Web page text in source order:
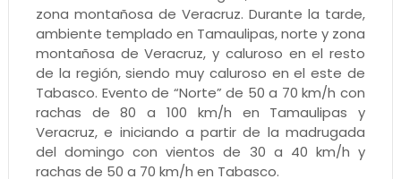
zona montañosa de Veracruz. Durante la tarde,
ambiente templado en Tamaulipas, norte y zona
montañosa de Veracruz, y caluroso en el resto
de la región, siendo muy caluroso en el este de
Tabasco. Evento de “Norte” de 50 a 70 km/h con
rachas de 80 a 100 km/h en Tamaulipas y
Veracruz, e iniciando a partir de la madrugada
del domingo con vientos de 30 a 40 km/h y
rachas de 50 a 70 km/h en Tabasco.